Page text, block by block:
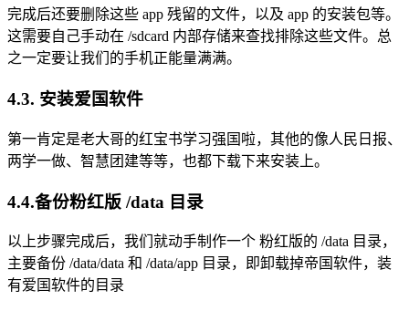
完成后还要删除这些 app 残留的文件，以及 app 的安装包等。
这需要自己手动在 /sdcard 内部存储来查找排除这些文件。总
之一定要让我们的手机正能量满满。
4.3. 安装爱国软件
第一肯定是老大哥的红宝书学习强国啦，其他的像人民日报、
两学一做、智慧团建等等，也都下载下来安装上。
4.4.备份粉红版 /data 目录
以上步骤完成后，我们就动手制作一个 粉红版的 /data 目录，
主要备份 /data/data 和 /data/app 目录，即卸载掉帝国软件，装
有爱国软件的目录